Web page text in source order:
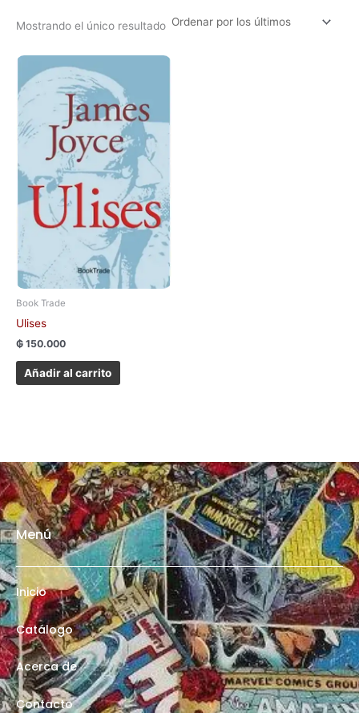
Mostrando el único resultado
Book Trade
Ulises
₲ 150.000
Añadir al carrito
Menú
Inicio
Catálogo
Acerca de
Contacto